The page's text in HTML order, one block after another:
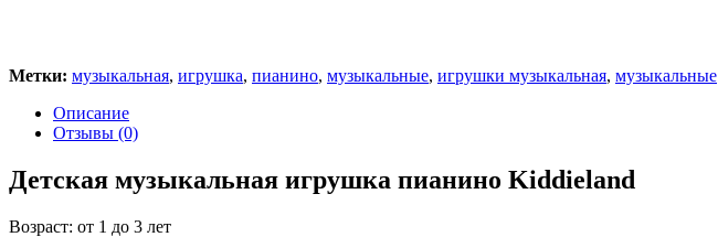
Метки: музыкальная, игрушка, пианино, музыкальные, игрушки музыкальная, музыкальные
Описание
Отзывы (0)
Детская музыкальная игрушка пианино Kiddieland
Возраст: от 1 до 3 лет